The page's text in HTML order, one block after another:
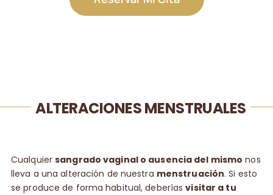
ALTERACIONES MENSTRUALES
Cualquiersangrado vaginal o ausencia del mismo nos
lleva a una alteración de nuestra menstruación. Si esto
se produce de forma habitual, deberíasvisitar a tu